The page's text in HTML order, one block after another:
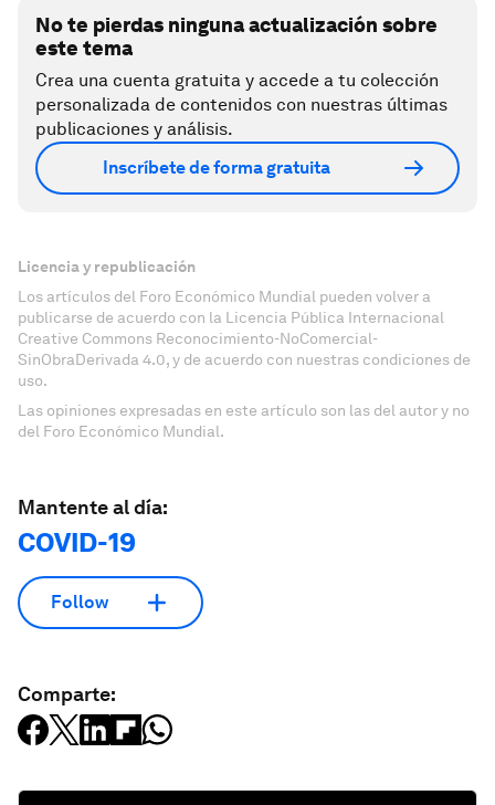
No te pierdas ninguna actualización sobre
este tema
Crea una cuenta gratuita y accede a tu colección
personalizada de contenidos con nuestras últimas
publicaciones y análisis.
Inscríbete de forma gratuita
Licencia y republicación
Los artículos del Foro Económico Mundial pueden volver a
publicarse de acuerdo con la Licencia Pública Internacional
Creative Commons Reconocimiento-NoComercial-
SinObraDerivada 4.0, y de acuerdo con nuestras condiciones de
uso.
Las opiniones expresadas en este artículo son las del autor y no
del Foro Económico Mundial.
Mantente al día:
COVID-19
Follow
Comparte: